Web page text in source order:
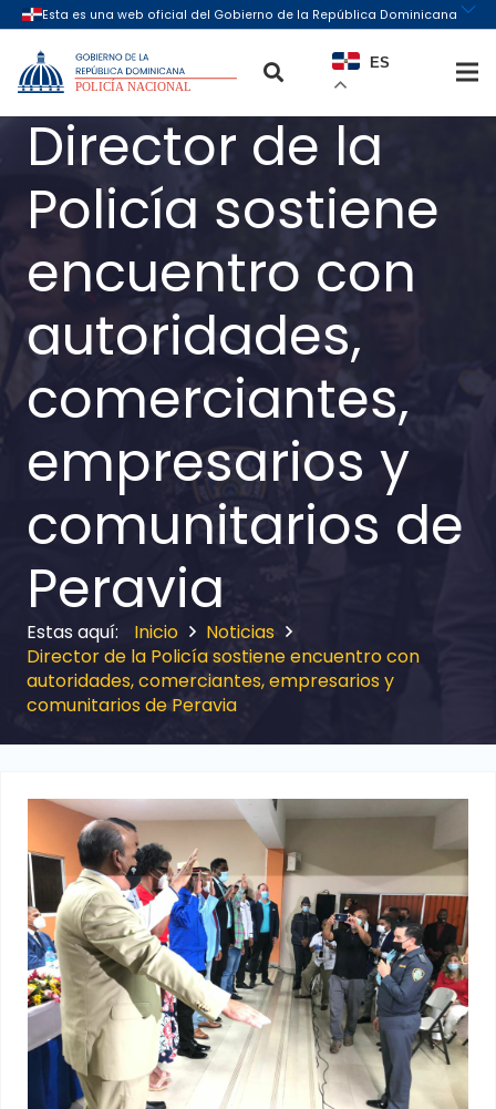
ES
Director de la
Policía sostiene
encuentro con
autoridades,
comerciantes,
empresarios y
comunitarios de
Peravia
Inicio
Noticias
Director de la Policía sostiene encuentro con
autoridades, comerciantes, empresarios y
comunitarios de Peravia